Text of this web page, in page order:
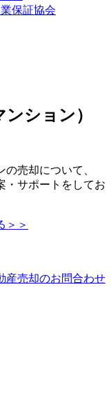
ション）
売却について、
・サポートをしてお
＞＞